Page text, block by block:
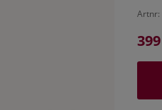
Artnr:
399